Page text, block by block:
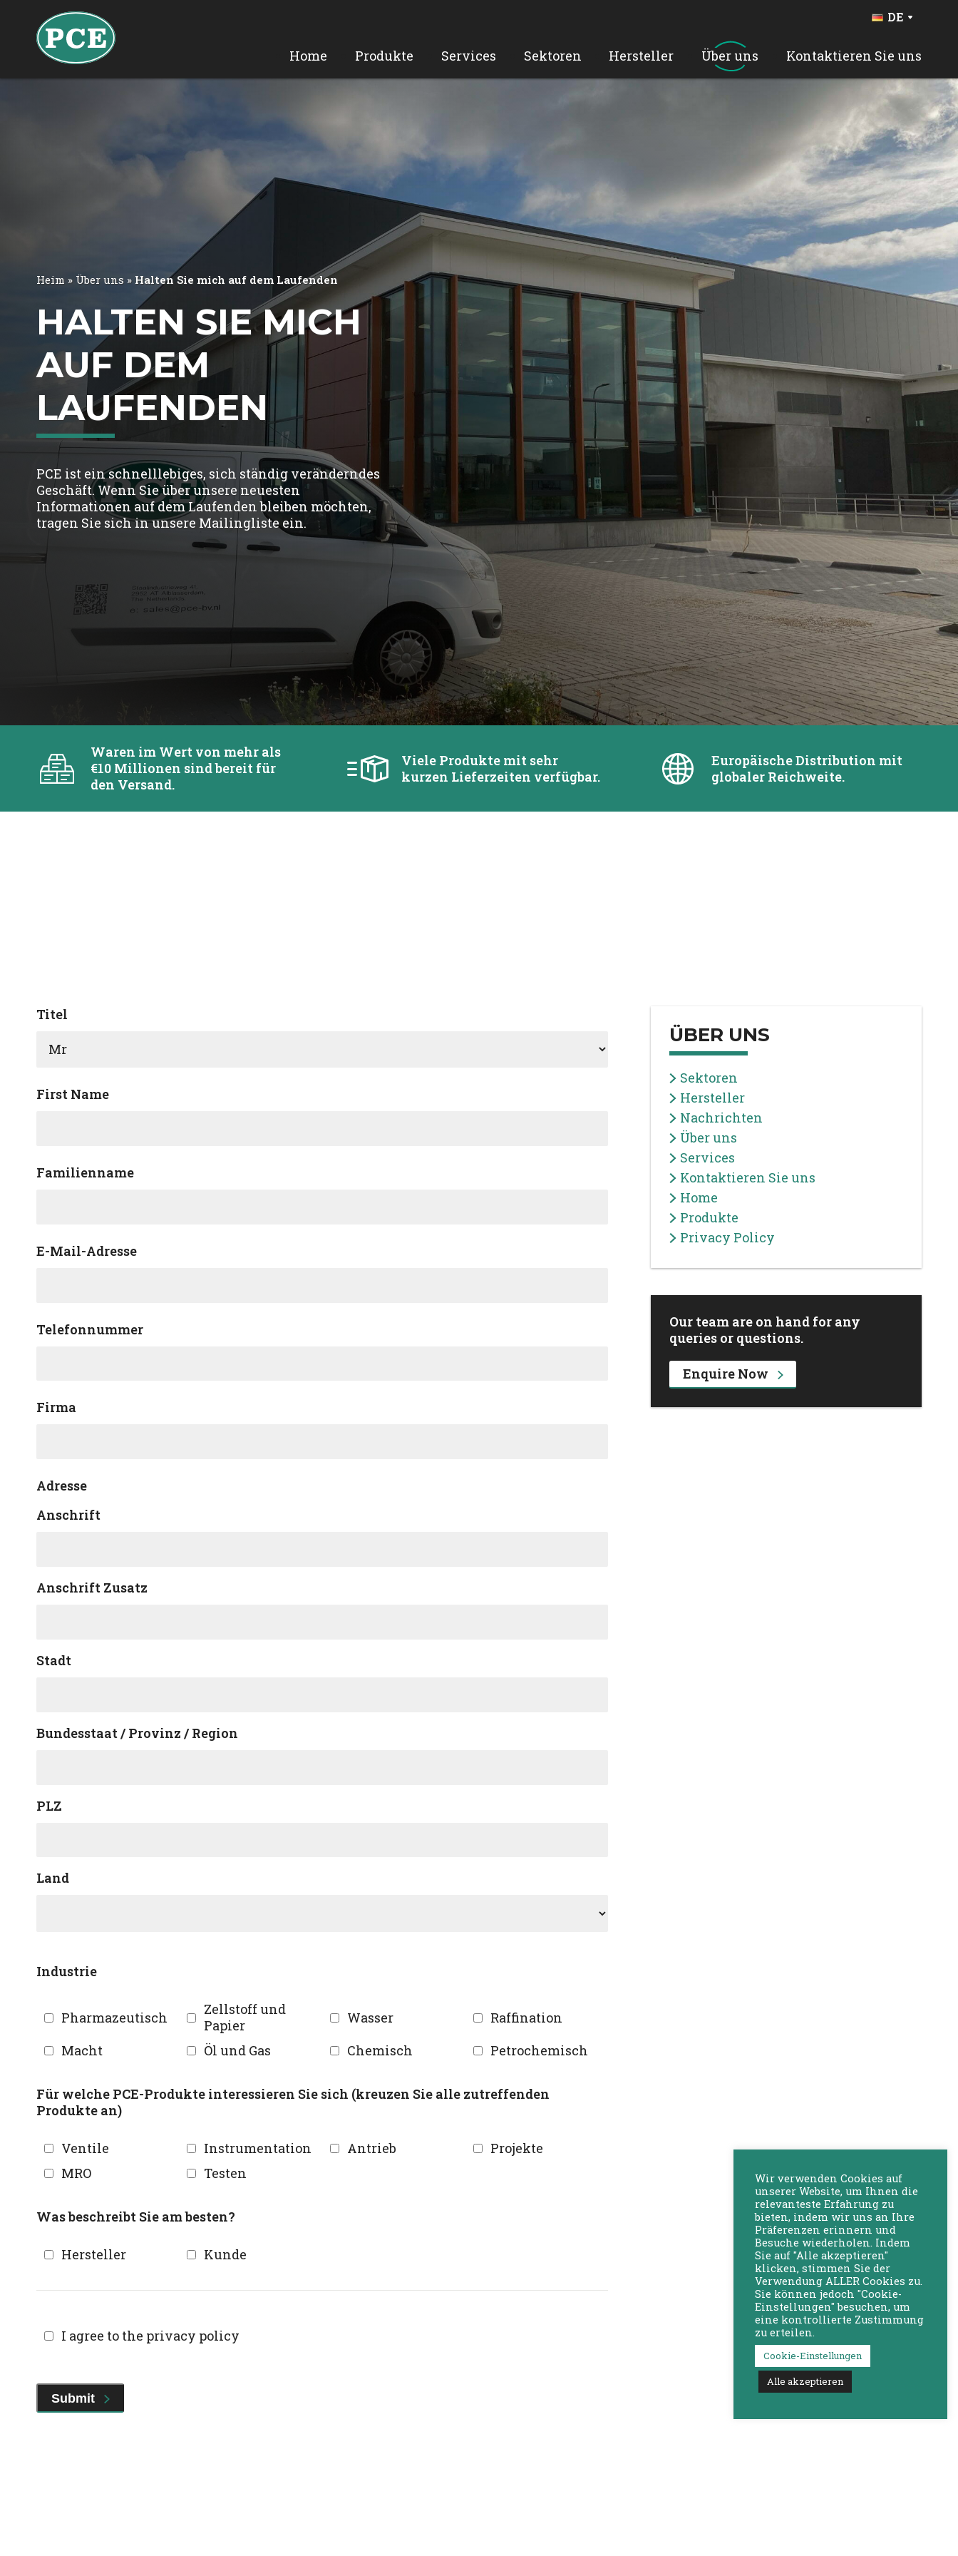
DE
NL
EN
ES
Home Produkte Services Sektoren Hersteller Über uns Kontaktieren Sie uns
Heim » Über uns» Halten Sie mich auf dem Laufenden
HALTEN SIE MICH
AUF DEM
LAUFENDEN
PCE ist ein schnelllebiges, sich ständig veränderndes
Geschäft. Wenn Sie über unsere neuesten
Informationen auf dem Laufenden bleiben möchten,
tragen Sie sich in unsere Mailingliste ein.
Waren im Wert von mehr als
€10 Millionen sind bereit für
den Versand.
Viele Produkte mit sehr
kurzen Lieferzeiten verfügbar.
Europäische Distribution mit
globaler Reichweite.
Titel
First Name
Familienname
E-Mail-Adresse
Telefonnummer
Firma
Adresse
Anschrift
Anschrift Zusatz
Stadt
Bundesstaat / Provinz / Region
PLZ
Land
Industrie
Pharmazeutisch
Zellstoff und
Papier
Wasser
Raffination
Macht
Öl und Gas Chemisch Petrochemisch
Für welche PCE-Produkte interessieren Sie sich (kreuzen Sie alle zutreffenden
Produkte an)
Ventile Instrumentation Antrieb
Projekte
MRO
Testen
Was beschreibt Sie am besten?
Hersteller Kunde
I agree to the privacy policy
Submit
ÜBER UNS
Sektoren
Hersteller
Nachrichten
Über uns
Services
Kontaktieren Sie uns
Home
Produkte
Privacy Policy
Our team are on hand for any
queries or questions.
Enquire Now
Wir verwenden Cookies auf
unserer Website, um Ihnen die
relevanteste Erfahrung zu
bieten, indem wir uns an Ihre
Präferenzen erinnern und
Besuche wiederholen. Indem
Sie auf "Alle akzeptieren"
klicken, stimmen Sie der
Verwendung ALLER Cookies zu.
Sie können jedoch "Cookie-
Einstellungen" besuchen, um
eine kontrollierte Zustimmung
zu erteilen.
Cookie-Einstellungen
Alle akzeptieren